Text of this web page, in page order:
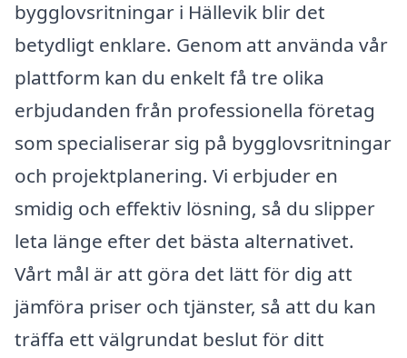
bygglovsritningar i Hällevik blir det
betydligt enklare. Genom att använda vår
plattform kan du enkelt få tre olika
erbjudanden från professionella företag
som specialiserar sig på bygglovsritningar
och projektplanering. Vi erbjuder en
smidig och effektiv lösning, så du slipper
leta länge efter det bästa alternativet.
Vårt mål är att göra det lätt för dig att
jämföra priser och tjänster, så att du kan
träffa ett välgrundat beslut för ditt